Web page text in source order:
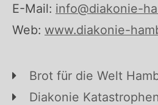
E-Mail: info@diakonie-
Web: www.diakonie-
Brot für die Welt
Diakonie